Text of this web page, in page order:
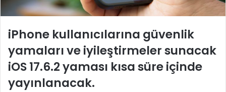
iPhone kullanıcılarına güvenlik
yamaları ve iyileştirmeler sunacak
iOS 17.6.2 yaması kısa süre içinde
yayınlanacak.